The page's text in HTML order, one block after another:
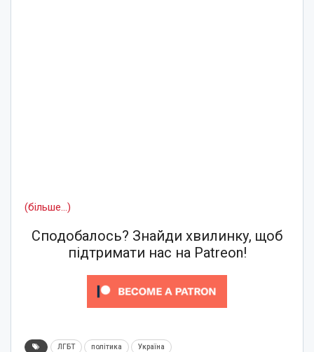
(більше…)
Сподобалось? Знайди хвилинку, щоб
підтримати нас на Patreon!
ЛГБТ політика Україна